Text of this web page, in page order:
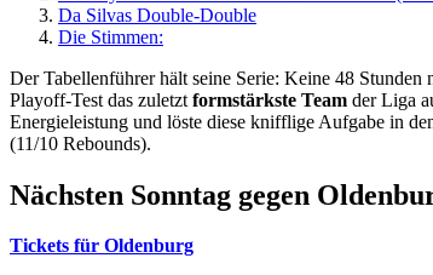
Da Silvas Double-Double
Die Stimmen:
Der Tabellenführer hält seine Serie: Keine 48
Playoff-Test das zuletzt formstärkste Team der Liga
Energieleistung und löste diese knifflige Aufgabe in
(11/10 Rebounds).
Nächsten Sonntag gegen
Tickets für Oldenburg